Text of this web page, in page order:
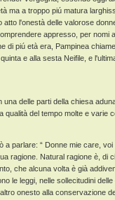
ma a troppo piú matura
l'onestà delle valorose
appresso, per nomi
di piú età era, Pampinea
e alla sesta Neifile, e
delle parti della chiesa
del tempo molte e varie
parlare: “ Donne mie care,
ragione. Natural ragione è, di
che alcuna volta è già
le leggi, nelle sollecitudini
onesto alla conservazione